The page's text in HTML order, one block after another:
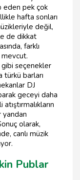
eden pek çok
hafta sonları
değil,
de dikkat
farklı
seçenekler
türkü barları
DJ
geceyi daha
yandan
olarak,
canlı müzik
Publar